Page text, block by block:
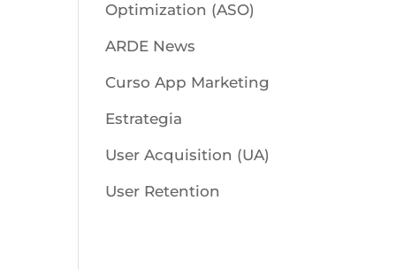
Optimization (ASO)
ARDE News
Curso App Marketing
Estrategia
User Acquisition (UA)
User Retention